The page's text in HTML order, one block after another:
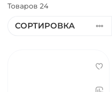
Товаров 24
СОРТИРОВКА